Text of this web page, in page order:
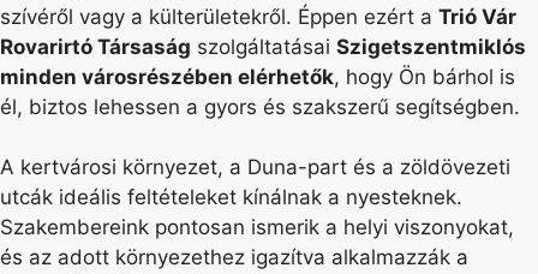
szívéről vagy a külterületekről. Éppen ezért a Trió Vár
Rovarirtó Társaság szolgáltatásai Szigetszentmiklós
minden városrészében elérhetők, hogy Ön bárhol is
él, biztos lehessen a gyors és szakszerű segítségben.
A kertvárosi környezet, a Duna-part és a zöldövezeti
utcák ideális feltételeket kínálnak a nyesteknek.
Szakembereink pontosan ismerik a helyi viszonyokat,
és az adott környezethez igazítva alkalmazzák a